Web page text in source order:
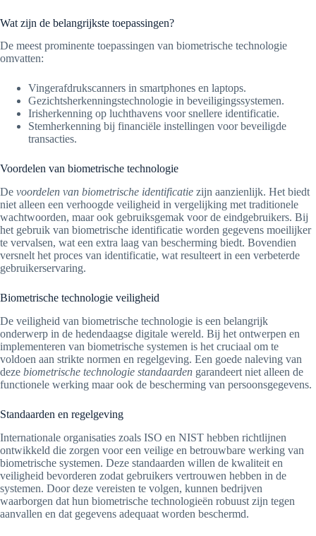
Wat zijn de belangrijkste toepassingen?
De meest prominente toepassingen van biometrische technologie
omvatten:
Vingerafdrukscanners in smartphones en laptops.
Gezichtsherkenningstechnologie in beveiligingssystemen.
Irisherkenning op luchthavens voor snellere identificatie.
Stemherkenning bij financiële instellingen voor beveiligde
transacties.
Voordelen van biometrische technologie
De voordelen van biometrische identificatie zijn aanzienlijk. Het biedt
niet alleen een verhoogde veiligheid in vergelijking met traditionele
wachtwoorden, maar ook gebruiksgemak voor de eindgebruikers. Bij
het gebruik van biometrische identificatie worden gegevens moeilijker
te vervalsen, wat een extra laag van bescherming biedt. Bovendien
versnelt het proces van identificatie, wat resulteert in een verbeterde
gebruikerservaring.
Biometrische technologie veiligheid
De veiligheid van biometrische technologie is een belangrijk
onderwerp in de hedendaagse digitale wereld. Bij het ontwerpen en
implementeren van biometrische systemen is het cruciaal om te
voldoen aan strikte normen en regelgeving. Een goede naleving van
deze biometrische technologie standaarden garandeert niet alleen de
functionele werking maar ook de bescherming van persoonsgegevens.
Standaarden en regelgeving
Internationale organisaties zoals ISO en NIST hebben richtlijnen
ontwikkeld die zorgen voor een veilige en betrouwbare werking van
biometrische systemen. Deze standaarden willen de kwaliteit en
veiligheid bevorderen zodat gebruikers vertrouwen hebben in de
systemen. Door deze vereisten te volgen, kunnen bedrijven
waarborgen dat hun biometrische technologieën robuust zijn tegen
aanvallen en dat gegevens adequaat worden beschermd.